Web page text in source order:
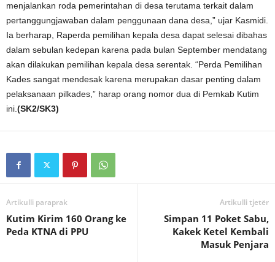
menjalankan roda pemerintahan di desa terutama terkait dalam
pertanggungjawaban dalam penggunaan dana desa,” ujar Kasmidi.
Ia berharap, Raperda pemilihan kepala desa dapat selesai dibahas
dalam sebulan kedepan karena pada bulan September mendatang
akan dilakukan pemilihan kepala desa serentak. “Perda Pemilihan
Kades sangat mendesak karena merupakan dasar penting dalam
pelaksanaan pilkades,” harap orang nomor dua di Pemkab Kutim
ini. (SK2/SK3)
Artikulli paraprak
Kutim Kirim 160 Orang ke
Peda KTNA di PPU
Artikulli tjetër
Simpan 11 Poket Sabu,
Kakek Ketel Kembali
Masuk Penjara